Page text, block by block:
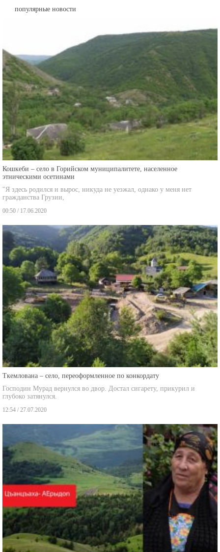
популярные новости
Кошкеби – село в Горийском муниципалитете, населенное
этническими осетинами
"Я здесь родился и вырос, никуда не уезжал, однако у меня нет
гражданства Грузии,
00:50 / 17.06.2020
Ткемлована – село, переоформленное по конкордату
Господин Мурад вернулся во двор. Достал сигарету, прикурил и
глубоко затянулся.
12:54 / 27.07.2020